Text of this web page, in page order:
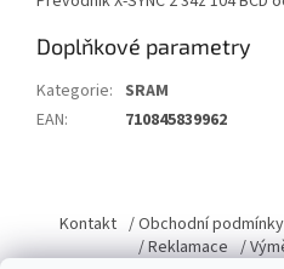
Doplňkové parametry
Kategorie: SRAM
EAN: 710845839962
p
Kontakt / Obchodní podmínky
/ Reklamace /